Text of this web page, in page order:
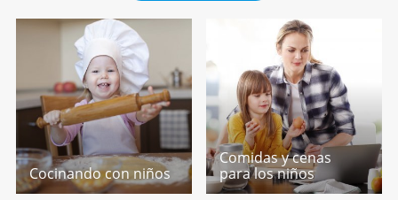
Cocinando con niños
Comidas y cenas
para los niños